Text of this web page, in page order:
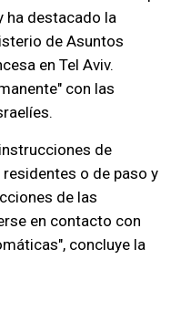
ha destacado la
de Asuntos
en Tel Aviv.
con las
de
o de paso y
de las
en contacto con
concluye la